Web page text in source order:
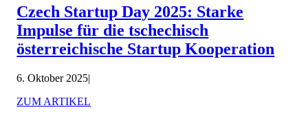
Czech Startup Day 2025: Starke
Impulse für die tschechisch
österreichische Startup Kooperation
6. Oktober 2025|
ZUM ARTIKEL